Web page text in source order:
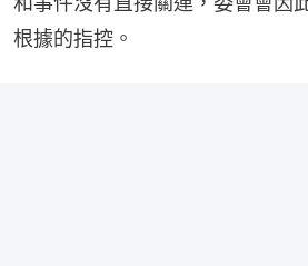
根據的指控。